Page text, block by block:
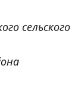
сельского